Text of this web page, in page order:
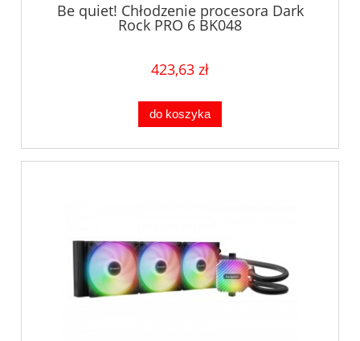
Be quiet! Chłodzenie procesora Dark
Rock PRO 6 BK048
423,63 zł
do koszyka